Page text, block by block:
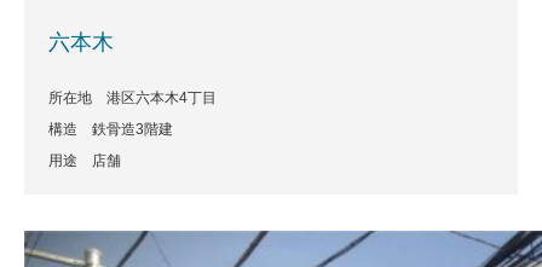
六本木
所在地 港区六本木4丁目
構造 鉄骨造3階建
用途 店舗